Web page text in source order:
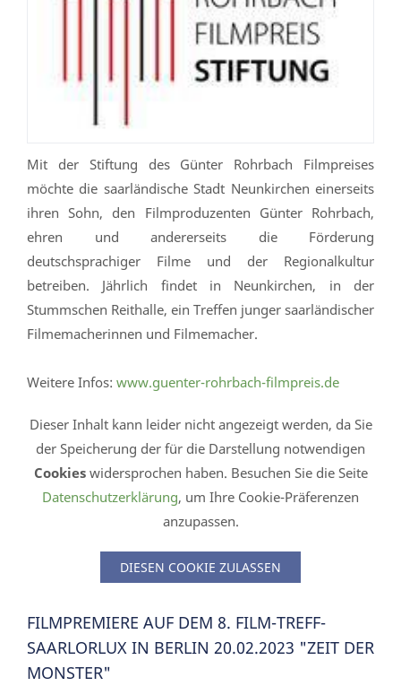
Mit der Stiftung des Günter Rohrbach Filmpreises
möchte die saarländische Stadt Neunkirchen einerseits
ihren Sohn, den Filmproduzenten Günter Rohrbach,
ehren und andererseits die Förderung
deutschsprachiger Filme und der Regionalkultur
betreiben. Jährlich findet in Neunkirchen, in der
Stummschen Reithalle, ein Treffen junger saarländischer
Filmemacherinnen und Filmemacher.
Weitere Infos: www.guenter-rohrbach-filmpreis.de
Dieser Inhalt kann leider nicht angezeigt werden, da Sie
der Speicherung der für die Darstellung notwendigen
Cookieswidersprochen haben. Besuchen Sie die Seite
Datenschutzerklärung, um Ihre Cookie-Präferenzen
anzupassen.
DIESEN COOKIE ZULASSEN
FILMPREMIERE AUF DEM 8. FILM-TREFF-
SAARLORLUX IN BERLIN 20.02.2023 "ZEIT DER
MONSTER"